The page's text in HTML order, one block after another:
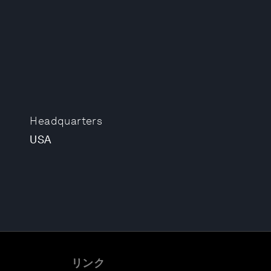
Headquarters
USA
リンク